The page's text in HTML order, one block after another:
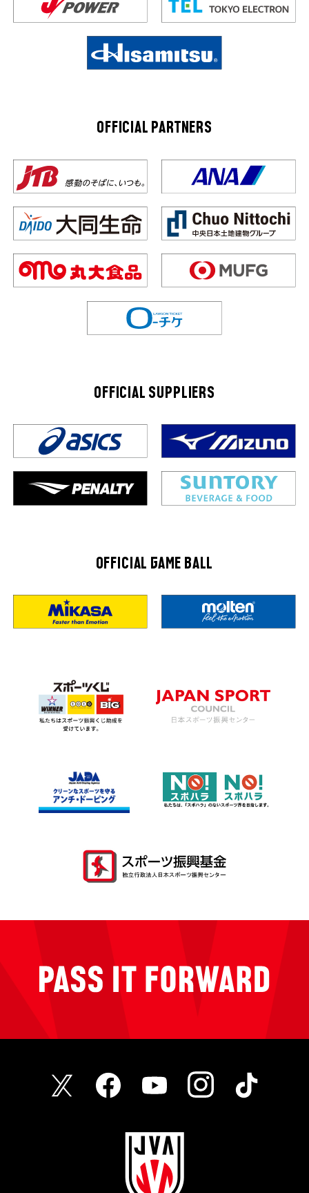
OFFICIAL PARTNERS
OFFICIAL SUPPLIERS
OFFICIAL GAME BALL